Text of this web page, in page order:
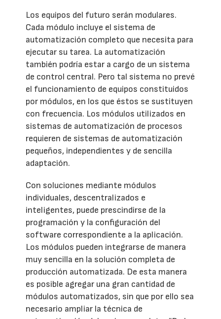
Los equipos del futuro serán modulares.
Cada módulo incluye el sistema de
automatización completo que necesita para
ejecutar su tarea. La automatización
también podría estar a cargo de un sistema
de control central. Pero tal sistema no prevé
el funcionamiento de equipos constituidos
por módulos, en los que éstos se sustituyen
con frecuencia. Los módulos utilizados en
sistemas de automatización de procesos
requieren de sistemas de automatización
pequeños, independientes y de sencilla
adaptación.
Con soluciones mediante módulos
individuales, descentralizados e
inteligentes, puede prescindirse de la
programación y la configuración del
software correspondiente a la aplicación.
Los módulos pueden integrarse de manera
muy sencilla en la solución completa de
producción automatizada. De esta manera
es posible agregar una gran cantidad de
módulos automatizados, sin que por ello sea
necesario ampliar la técnica de